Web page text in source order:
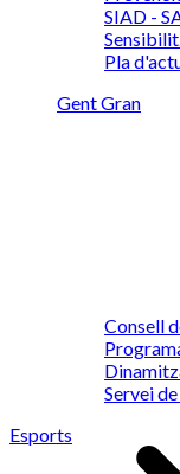
SIAD -
Pla
Gent Gran
Consell
Servei
Esports